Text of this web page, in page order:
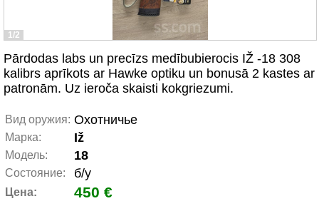
1/2
Pārdodas labs un precīzs medībubierocis IŽ -18 308
kalibrs aprīkots ar Hawke optiku un bonusā 2 kastes ar
patronām. Uz ieroča skaisti kokgriezumi.
Вид оружия: Охотничье
Марка: Iž
Модель: 18
Состояние: б/у
Цена: 450 €